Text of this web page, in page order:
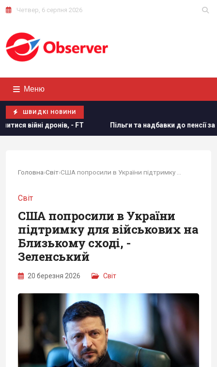
Четвер, 6 серпня 2026
Меню
ШВИДКІ НОВИНИ
Пільги та надбавки до пенсії за великий стаж: кому
Головна›Світ›
Світ
США попросили в України
підтримку для військових на
Близькому сході, -
Зеленський
20 березня 2026 Світ